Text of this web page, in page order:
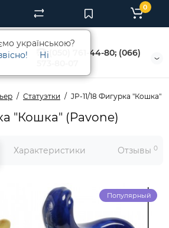
(050) 761-44-80; (066)
0
Статуэтки JP-11/18 Фигурка "Кошка"
"Кошка" (Pavone)
Характеристики Отзывы 0
Популярный
українською?
Ні